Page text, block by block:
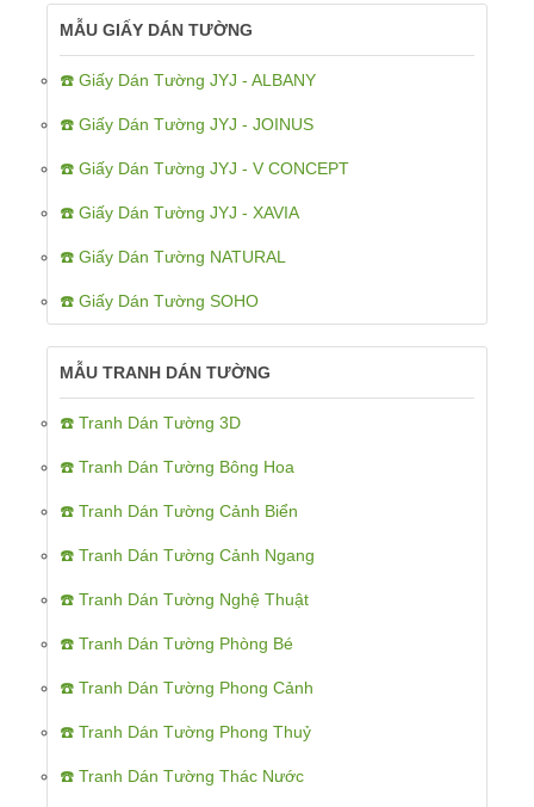
MẪU GIẤY DÁN TƯỜNG
☎️ Giấy Dán Tường JYJ - ALBANY
☎️ Giấy Dán Tường JYJ - JOINUS
☎️ Giấy Dán Tường JYJ - V CONCEPT
☎️ Giấy Dán Tường JYJ - XAVIA
☎️ Giấy Dán Tường NATURAL
☎️ Giấy Dán Tường SOHO
MẪU TRANH DÁN TƯỜNG
☎️ Tranh Dán Tường 3D
☎️ Tranh Dán Tường Bông Hoa
☎️ Tranh Dán Tường Cảnh Biển
☎️ Tranh Dán Tường Cảnh Ngang
☎️ Tranh Dán Tường Nghệ Thuật
☎️ Tranh Dán Tường Phòng Bé
☎️ Tranh Dán Tường Phong Cảnh
☎️ Tranh Dán Tường Phong Thuỷ
☎️ Tranh Dán Tường Thác Nước